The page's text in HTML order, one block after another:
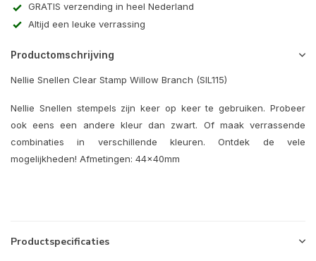
GRATIS verzending in heel Nederland
Altijd een leuke verrassing
Productomschrijving
Nellie Snellen Clear Stamp Willow Branch (SIL115)
Nellie Snellen stempels zijn keer op keer te gebruiken. Probeer
ook eens een andere kleur dan zwart. Of maak verrassende
combinaties in verschillende kleuren. Ontdek de vele
mogelijkheden! Afmetingen: 44x40mm
Productspecificaties